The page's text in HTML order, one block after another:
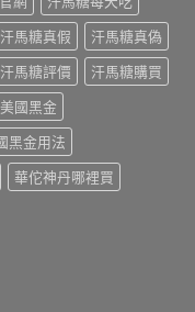
汗馬糖真假
汗馬糖真偽
汗馬糖評價
汗馬糖購買
美國黑金
黑金用法
華佗神丹哪裡買